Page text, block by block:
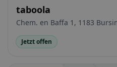
taboola
Chem. en Baffa 1, 1183
Jetzt offen